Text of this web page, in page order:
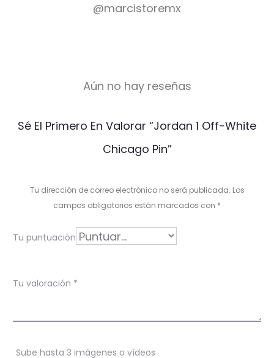
@marcistoremx
V
a
c
o
n
Aún no hay reseñas
Sé El Primero En Valorar “Jordan 1 Off-White
Chicago Pin”
Tu dirección de correo electrónico no será publicada. Los
campos obligatorios están marcados con *
Tu puntuación
Tu valoración *
Sube hasta 3 imágenes o vídeos